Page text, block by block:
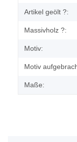
Artikel geölt ?:
Massivholz ?:
Motiv:
Motiv
Maße: